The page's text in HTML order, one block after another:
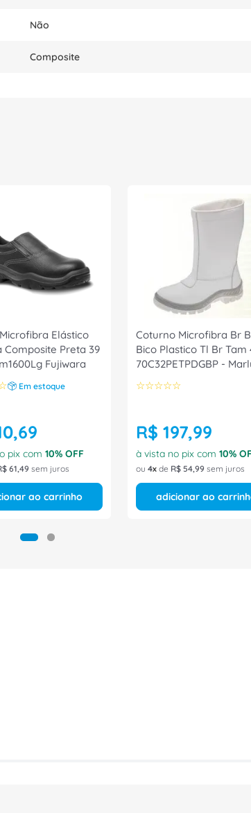
Não
Composite
Elástico
Composite Preta 39
Fujiwara
Em estoque
,69
pix com 10% OFF
61,49 sem juros
ao carrinho
Coturno Microfibra Br
Bico Plastico Tl Br Tam
70C32PETPDGBP -
☆☆☆☆☆
R$ 197,99
à vista no pix com 10%
ou 4 de R$ 54,99 sem juros
adicionar ao